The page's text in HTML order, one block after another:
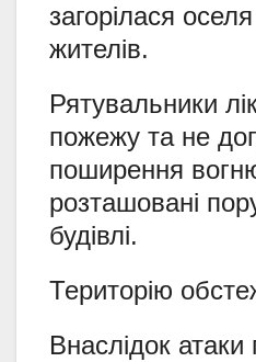
загорілася
жителів.
Рятувальники
пожежу та не
поширення
розташовані
будівлі.
Територію
Внаслідок